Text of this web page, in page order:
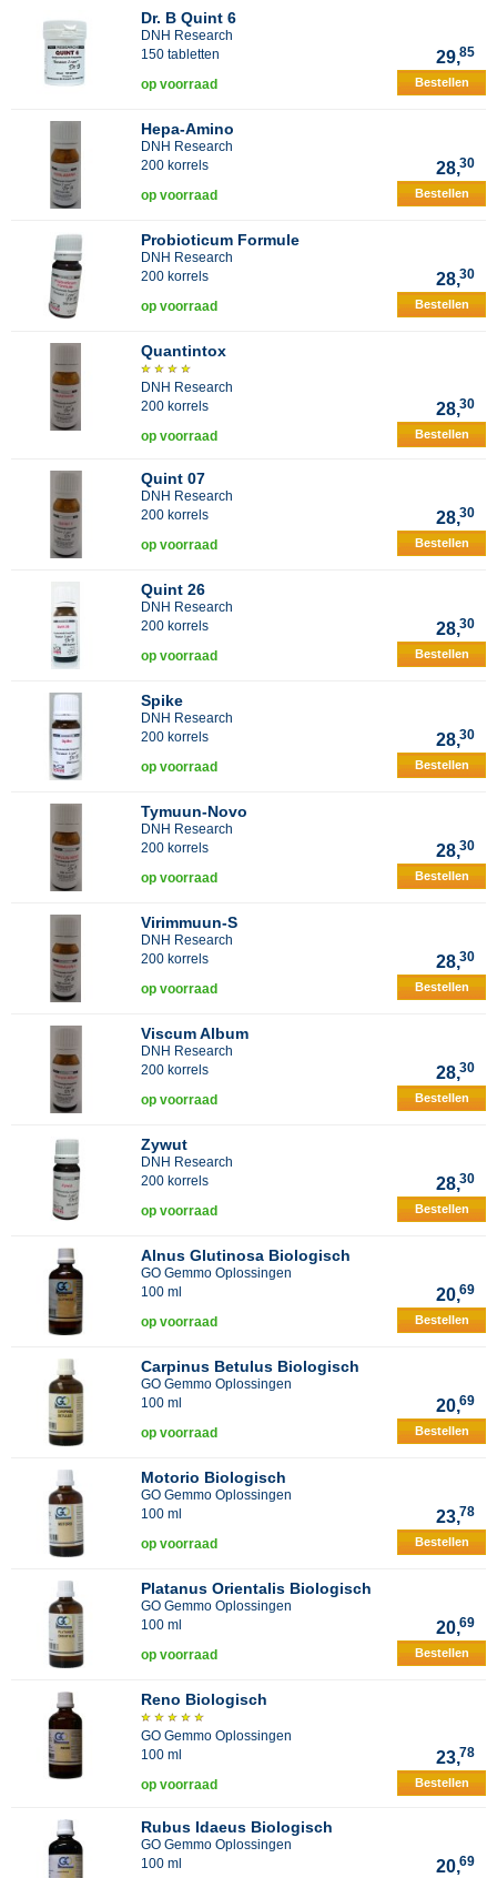
Dr. B Quint 6
DNH Research
150 tabletten
29,85
op voorraad Bestellen
Hepa-Amino
DNH Research
200 korrels
28,30
op voorraad Bestellen
Probioticum Formule
DNH Research
200 korrels
28,30
op voorraad Bestellen
Quantintox
DNH Research
200 korrels
28,30
op voorraad Bestellen
Quint 07
DNH Research
200 korrels
28,30
op voorraad Bestellen
Quint 26
DNH Research
200 korrels
28,30
op voorraad Bestellen
Spike
DNH Research
200 korrels
28,30
op voorraad Bestellen
Tymuun-Novo
DNH Research
200 korrels
28,30
op voorraad Bestellen
Virimmuun-S
DNH Research
200 korrels
28,30
op voorraad Bestellen
Viscum Album
DNH Research
200 korrels
28,30
op voorraad Bestellen
Zywut
DNH Research
200 korrels
28,30
op voorraad Bestellen
Alnus Glutinosa Biologisch
GO Gemmo Oplossingen
100 ml
20,69
op voorraad Bestellen
Carpinus Betulus Biologisch
GO Gemmo Oplossingen
100 ml
20,69
op voorraad Bestellen
Motorio Biologisch
GO Gemmo Oplossingen
100 ml
23,78
op voorraad Bestellen
Platanus Orientalis Biologisch
GO Gemmo Oplossingen
100 ml
20,69
op voorraad Bestellen
Reno Biologisch
GO Gemmo Oplossingen
100 ml
23,78
op voorraad Bestellen
Rubus Idaeus Biologisch
GO Gemmo Oplossingen
100 ml
20,69